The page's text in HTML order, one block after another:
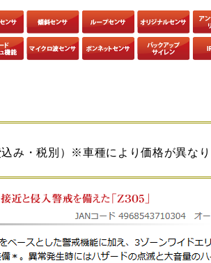
込み・税別）※車種により価格が異な